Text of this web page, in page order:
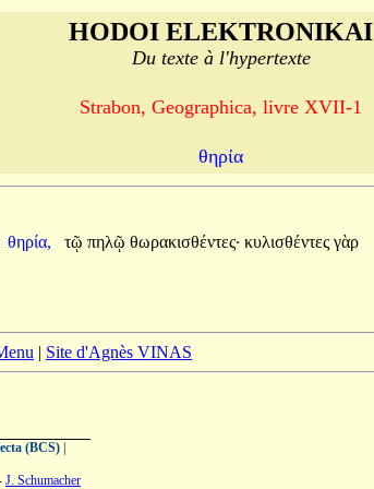
HODOI ELEKTRONIKAI
Du texte à l'hypertexte
Strabon, Geographica, livre XVII-1
θηρία
θηρία, τῷ πηλῷ θωρακισθέντες· κυλισθέντες γὰρ
| Site d'Agnès VINAS
(BCS)
J. Schumacher